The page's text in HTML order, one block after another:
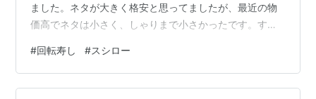
ました。ネタが大きく格安と思ってましたが、最近の物
価高でネタは小さく、しゃりまで小さかったです。すべ
べ、おいしく頂きました（笑） 写真一枚目から「大切り
活〆はまち１貫」「塩〆いわし（ネギ・生姜）」「厳選
まぐろ赤身（ミニしゃり）」「鹿児島産活〆ひらまさ」
#回転寿し #スシロー